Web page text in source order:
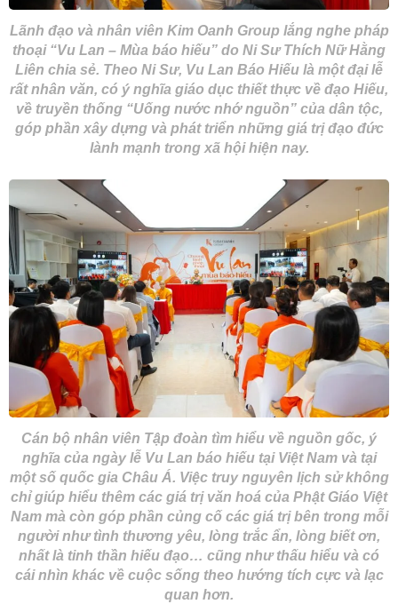
Lãnh đạo và nhân viên Kim Oanh Group lắng nghe pháp
thoại “Vu Lan – Mùa báo hiếu” do Ni Sư Thích Nữ Hằng
Liên chia sẻ. Theo Ni Sư, Vu Lan Báo Hiếu là một đại lễ
rất nhân văn, có ý nghĩa giáo dục thiết thực về đạo Hiếu,
về truyền thống “Uống nước nhớ nguồn” của dân tộc,
góp phần xây dựng và phát triển những giá trị đạo đức
lành mạnh trong xã hội hiện nay.
Cán bộ nhân viên Tập đoàn tìm hiểu về nguồn gốc, ý
nghĩa của ngày lễ Vu Lan báo hiếu tại Việt Nam và tại
một số quốc gia Châu Á. Việc truy nguyên lịch sử không
chỉ giúp hiểu thêm các giá trị văn hoá của Phật Giáo Việt
Nam mà còn góp phần củng cố các giá trị bên trong mỗi
người như tình thương yêu, lòng trắc ẩn, lòng biết ơn,
nhất là tinh thần hiếu đạo… cũng như thấu hiểu và có
cái nhìn khác về cuộc sống theo hướng tích cực và lạc
quan hơn.